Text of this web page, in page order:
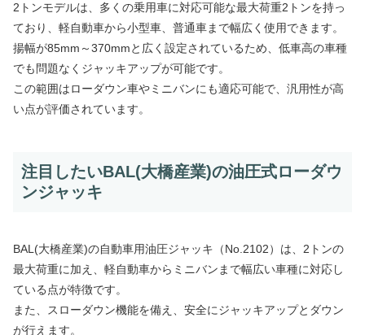
2トンモデルは、多くの乗用車に対応可能な最大荷重2トンを持っ
ており、軽自動車から小型車、普通車まで幅広く使用できます。
揚幅が85mm～370mmと広く設定されているため、低車高の車種
でも問題なくジャッキアップが可能です。
この範囲はローダウン車やミニバンにも適応可能で、汎用性が高
い点が評価されています。
注目したいBAL(大橋産業)の油圧式ローダウ
ンジャッキ
BAL(大橋産業)の自動車用油圧ジャッキ（No.2102）は、2トンの
最大荷重に加え、軽自動車からミニバンまで幅広い車種に対応し
ている点が特徴です。
また、スローダウン機能を備え、安全にジャッキアップとダウン
が行えます。